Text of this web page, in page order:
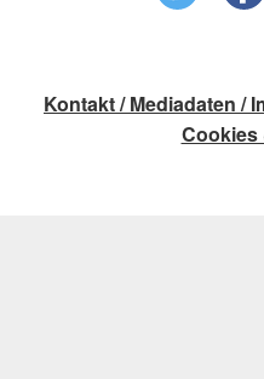
Kontakt / Mediadaten /
Cookies